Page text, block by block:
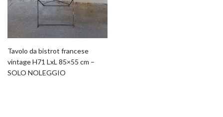
Tavolo da bistrot francese
vintage H71 LxL 85×55 cm –
SOLO NOLEGGIO